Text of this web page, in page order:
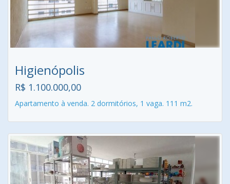
Higienópolis
R$ 1.100.000,00
Apartamento à venda. 2 dormitórios, 1 vaga. 111 m2.